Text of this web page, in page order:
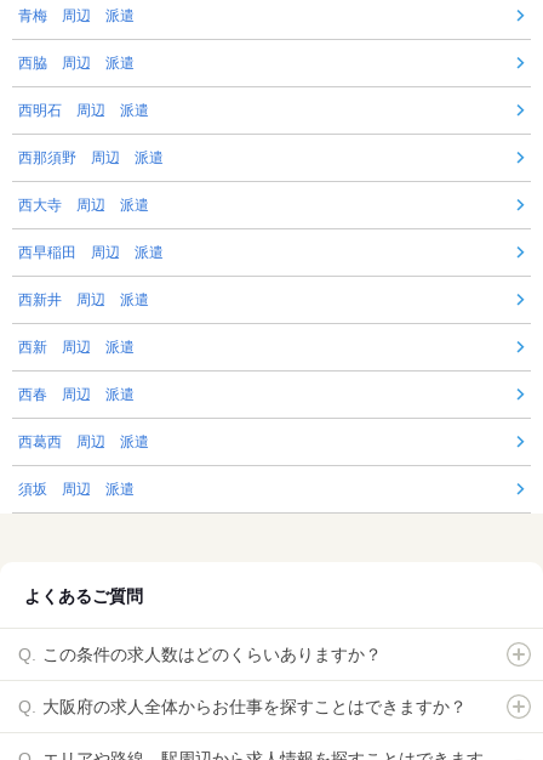
青梅 周辺 派遣
西脇 周辺 派遣
西明石 周辺 派遣
西那須野 周辺 派遣
西大寺 周辺 派遣
西早稲田 周辺 派遣
西新井 周辺 派遣
西新 周辺 派遣
西春 周辺 派遣
西葛西 周辺 派遣
須坂 周辺 派遣
よくあるご質問
この条件の求人数はどのくらいありますか？
大阪府の求人全体からお仕事を探すことはできますか？